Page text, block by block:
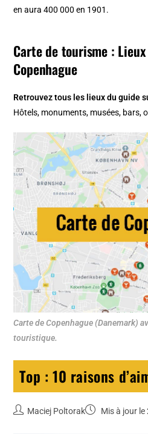
en aura 400 000 en 1901.
Carte de tourisme :
Copenhague
Retrouvez tous les lieux du guide
Hôtels, monuments, musées, bars,
Carte de Copenhague (Danemark)
touristique.
Top : 10 raisons
Maciej Poltorak Mis à jour